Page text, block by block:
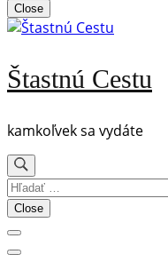
Close
Štastnú Cestu
kamkoľvek sa vydáte
Hľadať:
Close